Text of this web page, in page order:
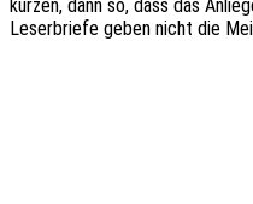
kürzen, dann so, dass das
Leser­brie­fe geben nicht die